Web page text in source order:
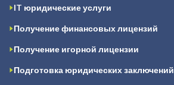
IT юридические услуги
Получение финансовых лицензий
Получение игорной лицензии
Подготовка юридических заключений